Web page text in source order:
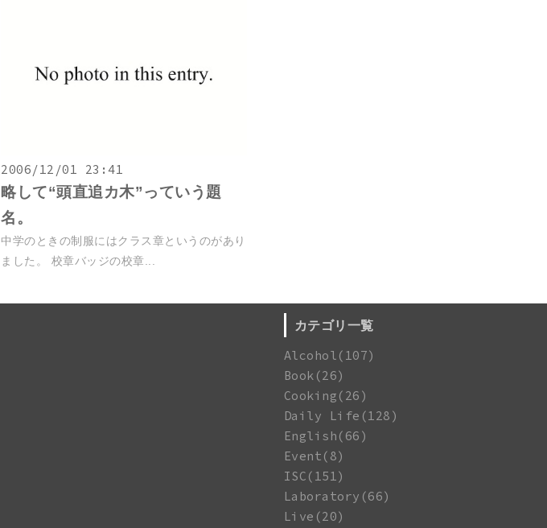
2006/12/01 23:41
略して“頭直追カ木”っていう題
名。
中学のときの制服にはクラス章というのがあり
ました。 校章バッジの校章...
カテゴリ一覧
Alcohol(107)
Book(26)
Cooking(26)
Daily Life(128)
English(66)
Event(8)
ISC(151)
Laboratory(66)
Live(20)